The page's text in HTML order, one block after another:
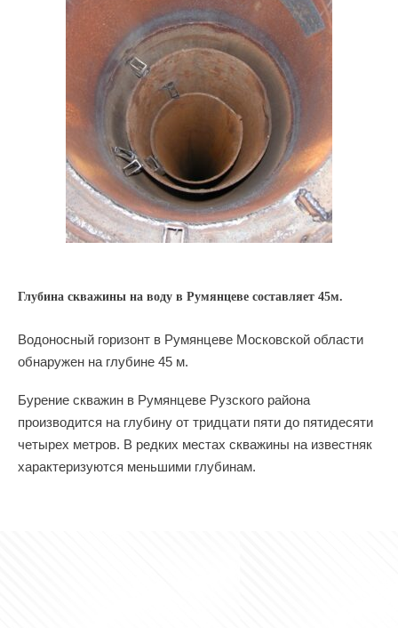
Глубина скважины на воду в Румянцеве составляет 45м.
Водоносный горизонт в Румянцеве Московской области
обнаружен на глубине 45 м.
Бурение скважин в Румянцеве Рузского района
производится на глубину от тридцати пяти до пятидесяти
четырех метров. В редких местах скважины на известняк
характеризуются меньшими глубинам.